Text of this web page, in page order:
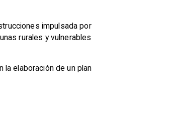
impulsada por
rurales y vulnerables
la elaboración de un plan